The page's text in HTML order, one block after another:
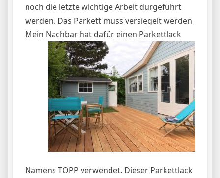
noch die letzte wichtige Arbeit durgeführt
werden. Das Parkett muss versiegelt werden.
Mein Nachbar hat dafür einen Parkettlack
Namens TOPP verwendet. Dieser Parkettlack